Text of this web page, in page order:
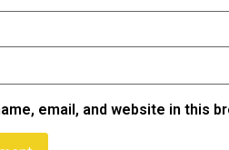
email, and website in this